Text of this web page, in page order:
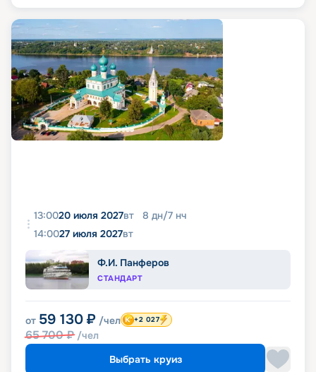
13:0020 июля 2027вт 8 дн/7 нч
14:0027 июля 2027вт
Ф.И. Панферов
СТАНДАРТ
от 59 130 ₽ /чел
65 700₽ /чел
+2 027
Выбрать круиз